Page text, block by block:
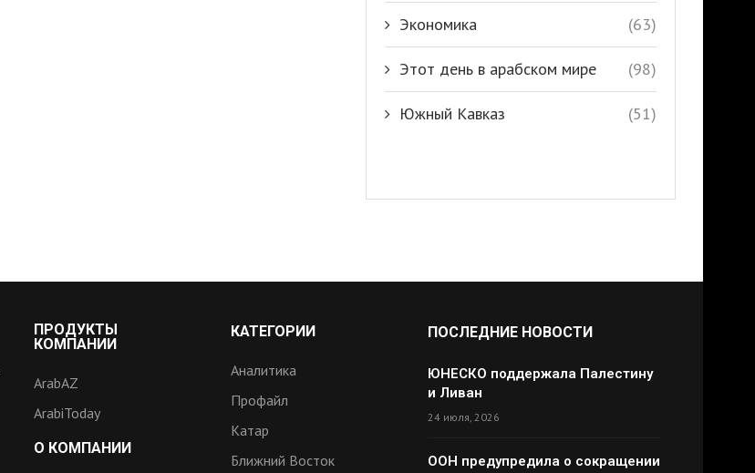
Экономика (63)
Этот день в арабском мире (98)
Южный Кавказ (51)
ПРОДУКТЫ
КОМПАНИИ
ArabAZ
ArabiToday
О КОМПАНИИ
КАТЕГОРИИ
Аналитика
Профайл
Катар
Ближний Восток
ПОСЛЕДНИЕ НОВОСТИ
ЮНЕСКО поддержала Палестину
и Ливан
24 июля, 2026
ООН предупредила о сокращении